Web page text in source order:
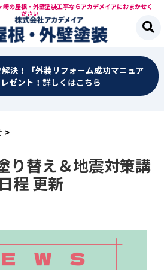
崎の屋根・外壁塗装工事ならアカデメイアにおまかせく
ださい
決！「外装リフォーム成功マニュア
ゼント！詳しくはこちら
り替え＆地震対策講
程 更新